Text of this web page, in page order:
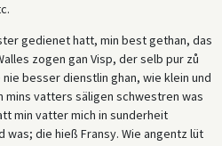
gedienet hatt, min best gethan, das
zogen gan Visp, der selb pur zů
besser dienstlin ghan, wie klein und
mins vatters säligen schwestren was
min vatter mich in sunderheit
die hieß Fransy. Wie angentz lüt